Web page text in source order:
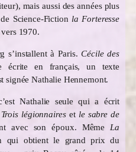
mais aussi des années plus
Science-Fiction la Forteresse
1970.
s’installent à Paris.Cécile des
écrite en français, un texte
signée Nathalie Hennemont.
Nathalie seule qui a écrit
Trois légionnaires etle sabre de
avec son époux. Même La
qui obtient le grand prix du